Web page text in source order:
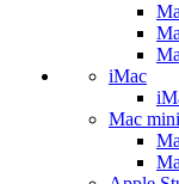
iMac
Mac mini